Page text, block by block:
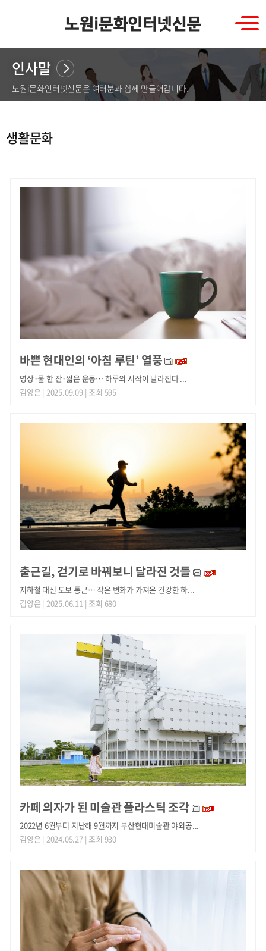
인사말
노원i문화인터넷신문은 여러분과 함께 만들어갑니다.
생활문화
바쁜 현대인의 ‘아침 루틴’ 열풍
명상·물 한 잔·짧은 운동… 하루의 시작이 달라진다 ...
김양은 | 2025.09.09 | 조회 595
출근길, 걷기로 바꿔보니 달라진 것들
지하철 대신 도보 통근… 작은 변화가 가져온 건강한 하...
김양은 | 2025.06.11 | 조회 680
카페 의자가 된 미술관 플라스틱 조각
2022년 6월부터 지난해 9월까지 부산현대미술관 야외공...
김양은 | 2024.05.27 | 조회 930